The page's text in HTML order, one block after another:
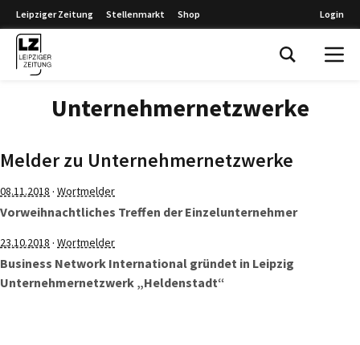
Leipziger Zeitung Stellenmarkt Shop Login
Unternehmernetzwerke
Melder zu Unternehmernetzwerke
08.11.2018 · Wortmelder
Vorweihnachtliches Treffen der Einzelunternehmer
23.10.2018 · Wortmelder
Business Network International gründet in Leipzig
Unternehmernetzwerk „Heldenstadt“